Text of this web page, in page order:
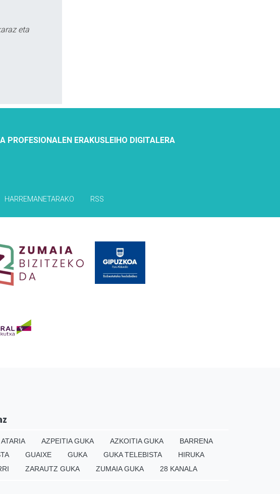
eta
PROFESIONALEN ERAKUSLEIHO DIGITALERA
HARREMANETARAKO RSS
ATARIA AZPEITIA GUKA AZKOITIA GUKA
BARRENA
GUAIXE GUKA GUKA TELEBISTA
HIRUKA
ZARAUTZ GUKA ZUMAIA GUKA 28 KANALA